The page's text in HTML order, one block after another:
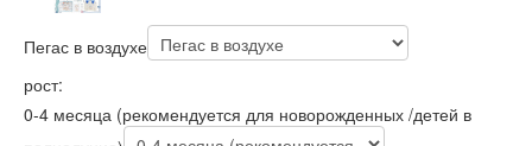
Пегас в воздухе
рост:
0-4 месяца (рекомендуется для новорожденных /детей в